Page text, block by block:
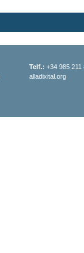
Telf.: +34 985 211
alladixital.org